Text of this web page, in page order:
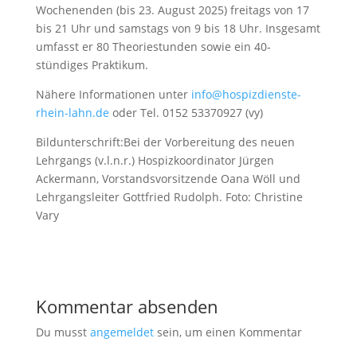
Wochenenden (bis 23. August 2025) freitags von 17
bis 21 Uhr und samstags von 9 bis 18 Uhr. Insgesamt
umfasst er 80 Theoriestunden sowie ein 40-
stündiges Praktikum.
Nähere Informationen unter info@hospizdienste-
rhein-lahn.de oder Tel. 0152 53370927 (vy)
Bildunterschrift:Bei der Vorbereitung des neuen
Lehrgangs (v.l.n.r.) Hospizkoordinator Jürgen
Ackermann, Vorstandsvorsitzende Oana Wöll und
Lehrgangsleiter Gottfried Rudolph. Foto: Christine
Vary
Kommentar absenden
Du musst angemeldetsein, um einen Kommentar